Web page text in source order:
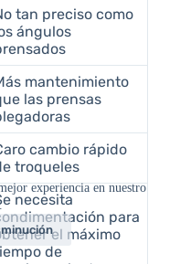
experiencia en nuestro
tan preciso como
ángulos
mantenimiento
las prensas
cambio rápido
troqueles
necesita
para
el máximo
de